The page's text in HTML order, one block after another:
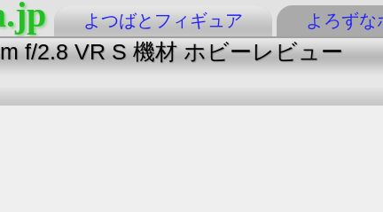
よつばとフィギュア よろずな
f/2.8 VR S 機材 ホビーレビュー